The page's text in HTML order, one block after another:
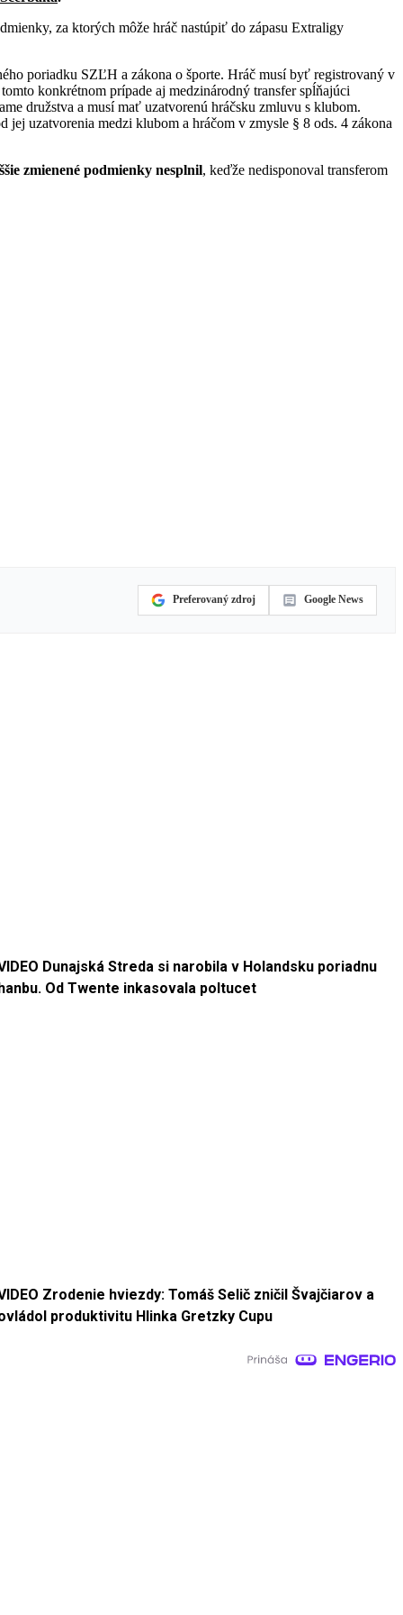
za ktorých môže hráč nastúpiť do zápasu Extraligy
poriadku SZĽH a zákona o športe. Hráč musí byť registrovaný v
konkrétnom prípade aj medzinárodný transfer spĺňajúci
družstva a musí mať uzatvorenú hráčsku zmluvu s klubom.
uzatvorenia medzi klubom a hráčom v zmysle § 8 ods. 4 zákona
zmienené podmienky nesplnil, keďže nedisponoval transferom
Preferovaný zdroj Google News
Dunajská Streda si narobila v Holandsku poriadnu
Od Twente inkasovala poltucet
Zrodenie hviezdy: Tomáš Selič zničil Švajčiarov a
produktivitu Hlinka Gretzky Cupu